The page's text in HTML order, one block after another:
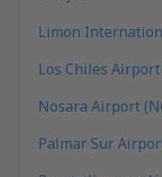
Limon
Los Chiles Airport
Nosara Airport
Palmar Sur